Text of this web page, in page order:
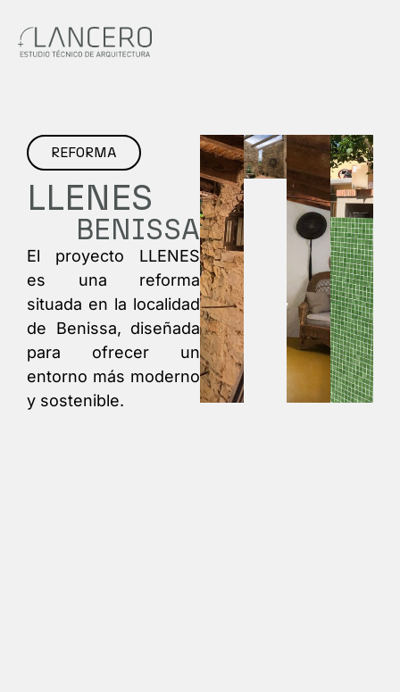
REFORMA
LLENES​
BENISSA
El proyecto LLENES
es una reforma
situada en la localidad
de Benissa, diseñada
para ofrecer un
entorno más moderno
y sostenible.